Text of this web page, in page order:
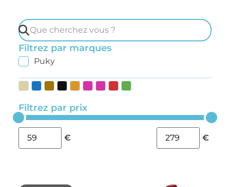
Filtrez par marques
Puky
Filtrez par prix
€ €